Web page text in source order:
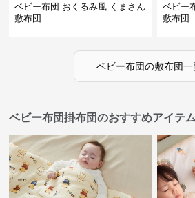
ベビー布団 おくるみ風 くまさん
敷布団
ベビー
敷布団
ベビー布団の敷布団一
ベビー布団掛布団のおすすめアイテム